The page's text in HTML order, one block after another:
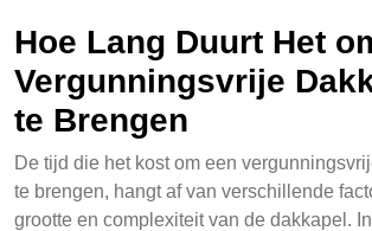
Hoe Lang Duurt Het
Vergunningsvrije
te Brengen
De tijd die het kost om een
te brengen, hangt af van verschillende
grootte en complexiteit van de dakkapel.